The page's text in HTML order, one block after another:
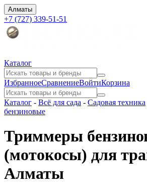
Алматы
+7 (727) 339-51-51
Каталог
ИзбранноеСравнениеВойтиКорзина
Каталог - Всё для сада - Садовая техника
бензиновые
Триммеры
(мотокосы) для
Алматы